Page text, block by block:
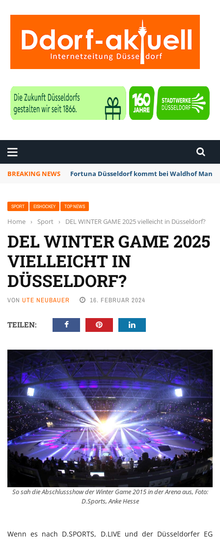
BREAKING NEWS Fortuna Düsseldorf kommt bei Waldhof
SPORT EISHOCKEY TOP NEWS
Home › Sport › DEL WINTER GAME 2025 vielleicht in Düsseldorf?
DEL WINTER GAME 2025
VIELLEICHT IN
DÜSSELDORF?
VON UTE NEUBAUER 16. FEBRUAR 2024
TEILEN:
So sah die Abschlussshow der Winter Game 2015 in der Arena aus, Foto:
D.Sports, Anke Hesse
Wenn es nach D.SPORTS, D.LIVE und der Düsseldorfer EG